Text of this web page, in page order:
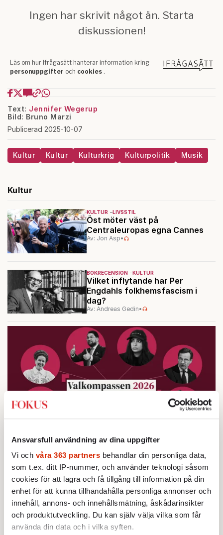
Ansvarsfull användning av dina uppgifter
Vi och våra 363 partners behandlar din personliga data,
som t.ex. ditt IP-nummer, och använder teknologi såsom
cookies för att lagra och få tillgång till information på din
enhet för att kunna tillhandahålla personliga annonser och
innehåll, annons- och innehållsmätning, åskådarinsikter
och produktutveckling. Du kan själv välja vilka som får
använda din data och i vilka syften.
Text: Jennifer Wegerup
Bild: Bruno Marzi
Publicerad 2025-10-07
Kultur Kultur Kulturkrig Kulturpolitik Musik
Kultur
KULTUR LIVSSTIL
Öst möter väst på
Centraleuropas egna Cannes
Av: Jon Asp•
BOKRECENSION KULTUR
Vilket inflytande har Per
Engdahls folkhemsfascism i
dag?
Av: Andreas Gedin•
Testa vår valkompass 2026!
Testa här!